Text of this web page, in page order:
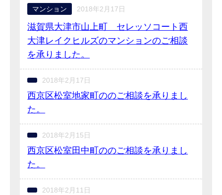
マンション 2018年2月17日
滋賀県大津市山上町 セレッソコート西
大津レイクヒルズのマンションのご相談
を承りました。
2018年2月17日
西京区松室地家町ののご相談を承りまし
た。
2018年2月15日
西京区松室田中町ののご相談を承りまし
た。
2018年2月11日